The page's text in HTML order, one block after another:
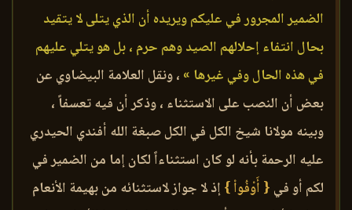
الضمير المجرور في عليكم ويريده أن الذي يتلى لا يتقيد
بحال انتفاء إحلالهم الصيد وهم حرم ، بل هو يتلي عليهم
في هذه الحال وفي غيرها » ، ونقل العلامة البيضاوي عن
بعض أن النصب على الاستثناء ، وذكر أن فيه تعسفاً ،
وبينه مولانا شيخ الكل في الكل صبغة الله أفندي الحيدري
عليه الرحمة بأنه لو كان استثناءاً لكان إما من الضمير في
لكم أو في { أَوْفُواْ }إذ لا جواز لاستثنائه من بهيمة الأنعام